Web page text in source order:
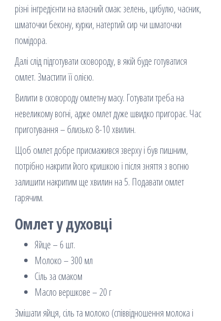
різні інгредієнти на власний смак: зелень, цибулю, часник,
шматочки бекону, курки, натертий сир чи шматочки
помідора.
Далі слід підготувати сковороду, в якій буде готуватися
омлет. Змастити її олією.
Вилити в сковороду омлетну масу. Готувати треба на
невеликому вогні, адже омлет дуже швидко пригорає. Час
приготування – близько 8-10 хвилин.
Щоб омлет добре присмажився зверху і був пишним,
потрібно накрити його кришкою і після зняття з вогню
залишити накритим ще хвилин на 5. Подавати омлет
гарячим.
Омлет у духовці
Яйце – 6 шт.
Молоко – 300 мл
Сіль за смаком
Масло вершкове – 20 г
Змішати яйця, сіль та молоко (співвідношення молока і